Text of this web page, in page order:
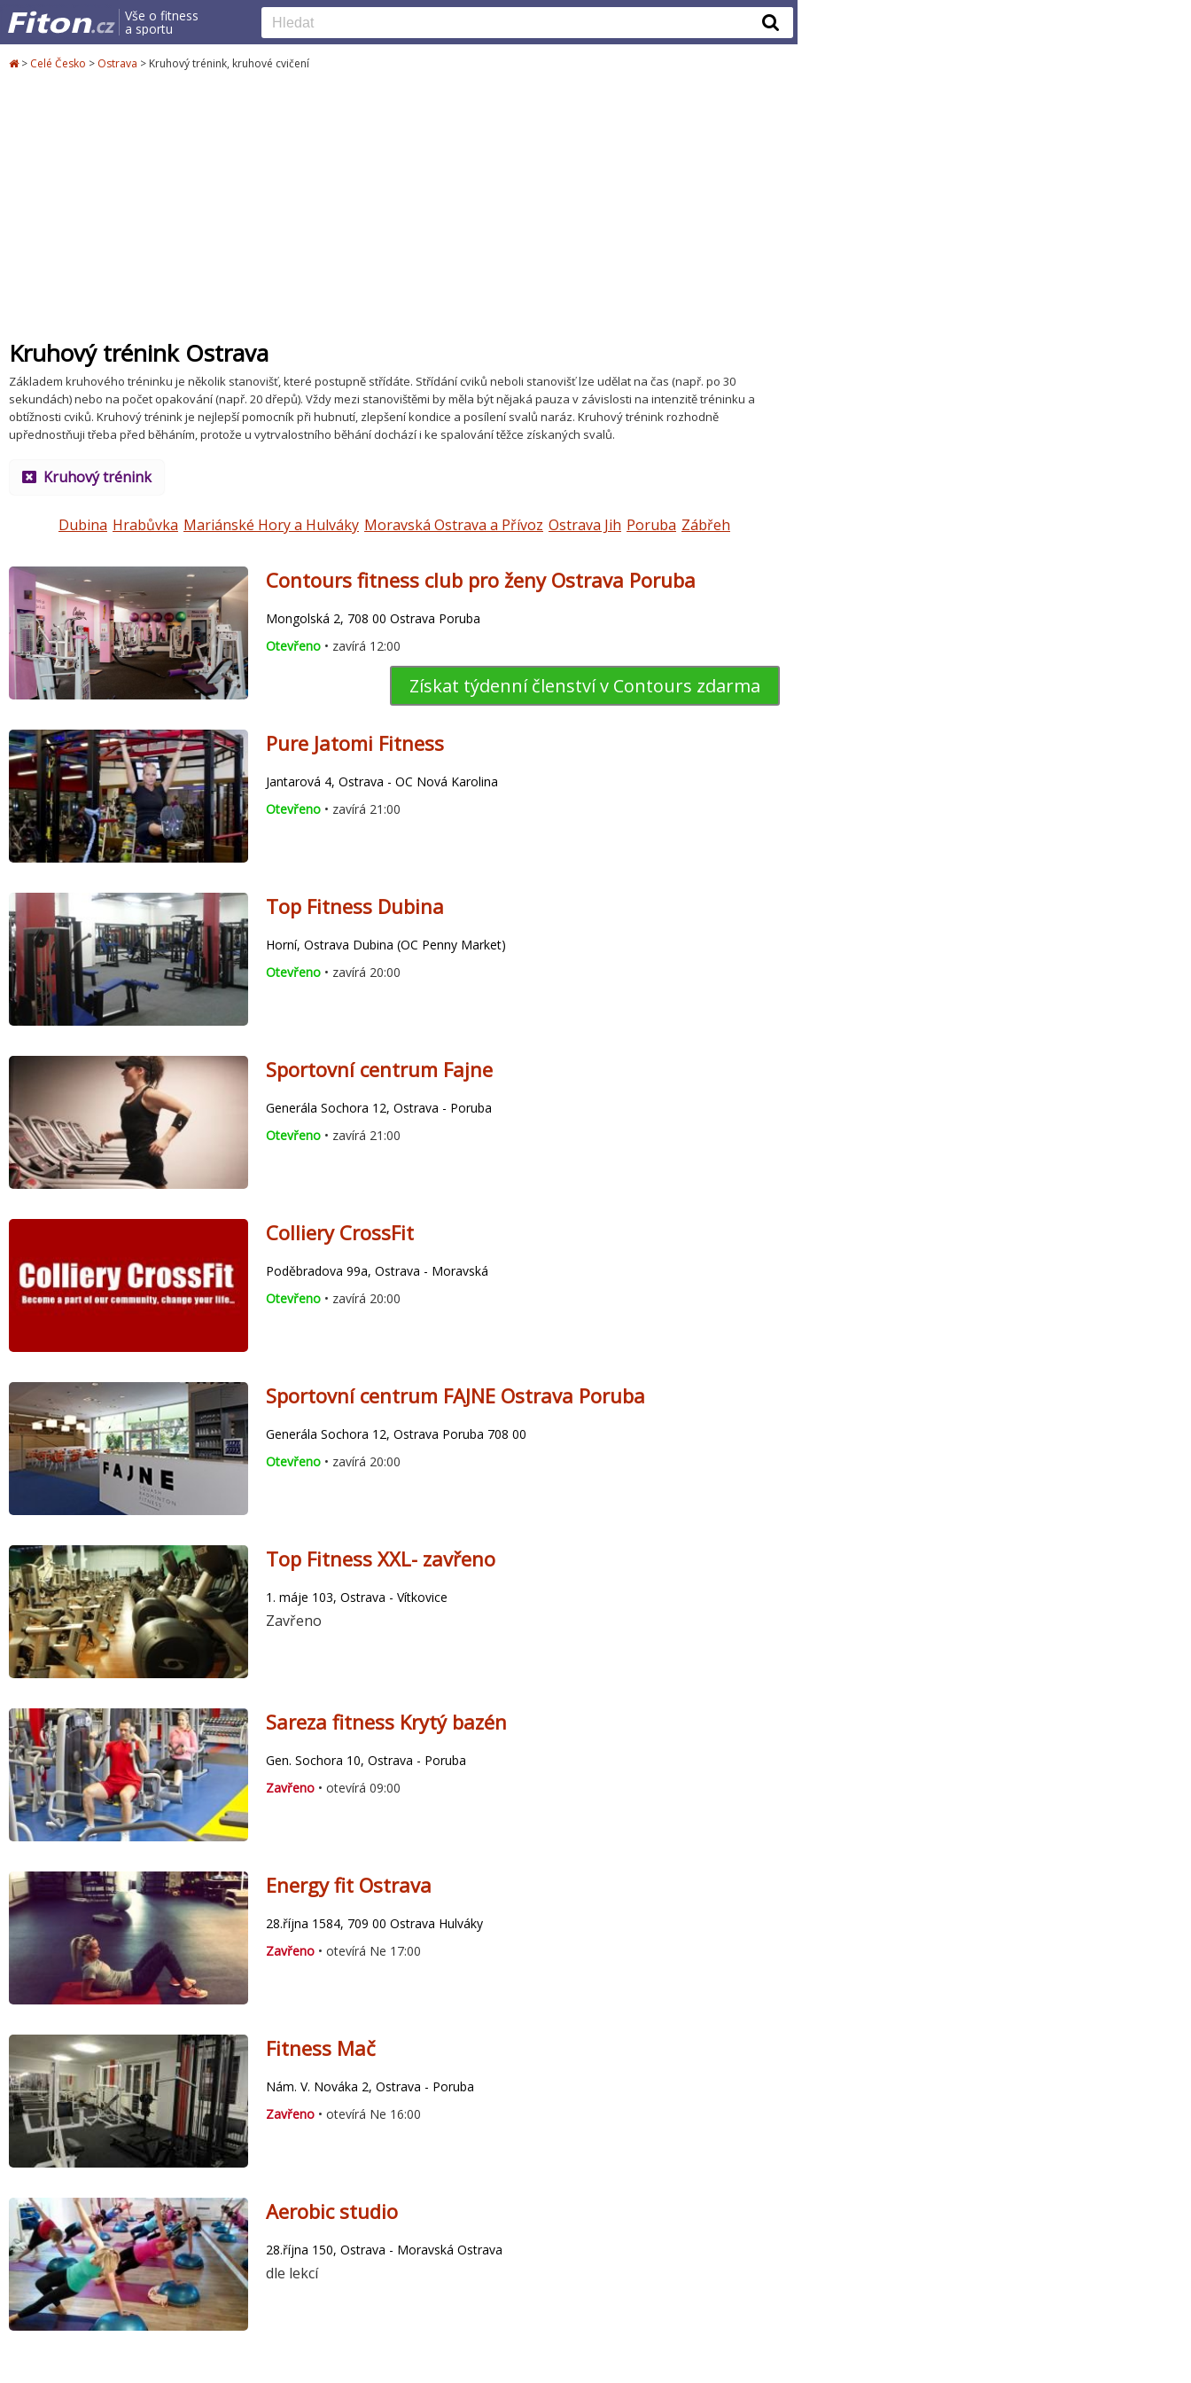
Vše o fitness
a sportu
> Celé Česko > Ostrava > Kruhový trénink, kruhové cvičení
Kruhový trénink Ostrava
Základem kruhového tréninku je několik stanovišť, které postupně střídáte. Střídání cviků neboli stanovišť lze udělat na čas (např. po 30
sekundách) nebo na počet opakování (např. 20 dřepů). Vždy mezi stanovištěmi by měla být nějaká pauza v závislosti na intenzitě tréninku a
obtížnosti cviků. Kruhový trénink je nejlepší pomocník při hubnutí, zlepšení kondice a posílení svalů naráz. Kruhový trénink rozhodně
upřednostňuji třeba před běháním, protože u vytrvalostního běhání dochází i ke spalování těžce získaných svalů.
Kruhový trénink
Dubina Hrabůvka Mariánské Hory a Hulváky Moravská Ostrava a Přívoz Ostrava Jih Poruba Zábřeh
Contours fitness club pro ženy Ostrava Poruba
Mongolská 2, 708 00 Ostrava Poruba
Otevřeno • zavírá 12:00
Získat týdenní členství v Contours zdarma
Pure Jatomi Fitness
Jantarová 4, Ostrava - OC Nová Karolina
Otevřeno • zavírá 21:00
Top Fitness Dubina
Horní, Ostrava Dubina (OC Penny Market)
Otevřeno • zavírá 20:00
Sportovní centrum Fajne
Generála Sochora 12, Ostrava - Poruba
Otevřeno • zavírá 21:00
Colliery CrossFit
Poděbradova 99a, Ostrava - Moravská
Otevřeno • zavírá 20:00
Sportovní centrum FAJNE Ostrava Poruba
Generála Sochora 12, Ostrava Poruba 708 00
Otevřeno • zavírá 20:00
Top Fitness XXL- zavřeno
1. máje 103, Ostrava - Vítkovice
Zavřeno
Sareza fitness Krytý bazén
Gen. Sochora 10, Ostrava - Poruba
Zavřeno • otevírá 09:00
Energy fit Ostrava
28.října 1584, 709 00 Ostrava Hulváky
Zavřeno • otevírá Ne 17:00
Fitness Mač
Nám. V. Nováka 2, Ostrava - Poruba
Zavřeno • otevírá Ne 16:00
Aerobic studio
28.října 150, Ostrava - Moravská Ostrava
dle lekcí